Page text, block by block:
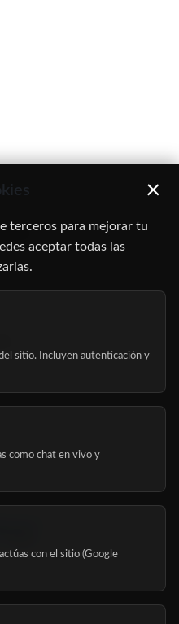
×
terceros para mejorar tu
aceptar todas las
sitio. Incluyen autenticación y
como chat en vivo y
con el sitio (Google